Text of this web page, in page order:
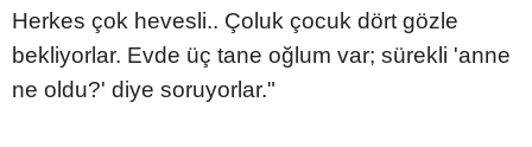
Herkes çok hevesli.. Çoluk çocuk dört gözle
bekliyorlar. Evde üç tane oğlum var; sürekli 'anne
ne oldu?' diye soruyorlar."